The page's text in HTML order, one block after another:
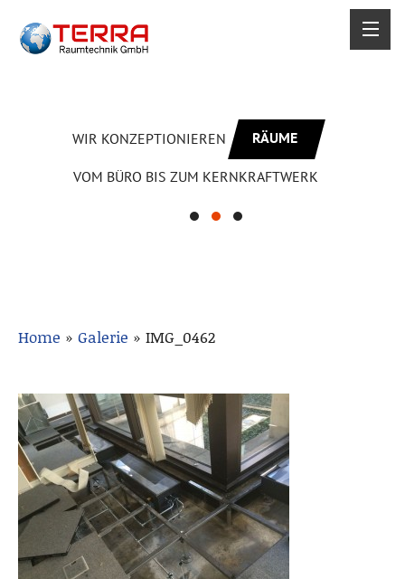
WIR KONZEPTIONIEREN RÄUME
VOM BÜRO BIS ZUM KERNKRAFTWERK
Home » Galerie » IMG_0462